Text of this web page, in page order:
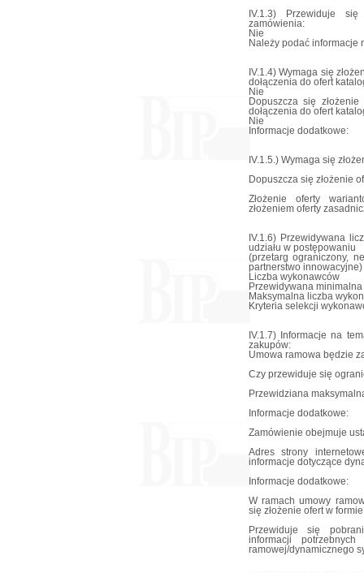
IV.1.3) Przewiduje
zamówienia:
Nie
Należy podać informacje
IV.1.4) Wymaga się
dołączenia do ofert
Nie
Dopuszcza się
dołączenia do ofert
Nie
Informacje dodatkowe:
IV.1.5.) Wymaga się
Dopuszcza się złożenie
Złożenie oferty
złożeniem oferty
IV.1.6) Przewidywana
udziału w postępowaniu
(przetarg ograniczony,
partnerstwo innowacyjne)
Liczba wykonawców
Przewidywana
Maksymalna liczba
Kryteria selekcji
IV.1.7) Informacje na
zakupów:
Umowa ramowa będzie
Czy przewiduje się
Przewidziana
Informacje dodatkowe:
Zamówienie obejmuje
Adres strony
informacje dotyczące
Informacje dodatkowe:
W ramach umowy
się złożenie ofert w
Przewiduje się
informacji
ramowej/dynamicznego